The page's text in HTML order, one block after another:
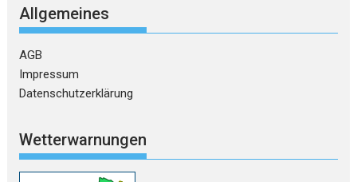
Allgemeines
AGB
Impressum
Datenschutzerklärung
Wetterwarnungen